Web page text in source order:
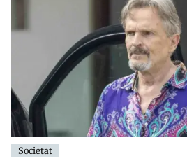
Societat